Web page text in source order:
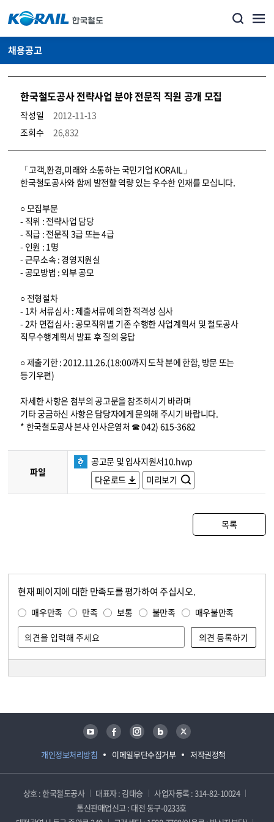
채용공고
한국철도공사 전략사업 분야 전문직 직원 공개 모집
작성일
2012-11-13
조회수
26,832
코레일소개_경영공시_채용공고 상세보기 – 내용, 파일, 담당자 연락처로 구성
「고객,환경,미래와 소통하는 국민기업 KORAIL」
한국철도공사와 함께 발전할 역량 있는 우수한 인재를 모십니다.
○ 모집부문
- 직위 : 전략사업 담당
- 직급 : 전문직 3급 또는 4급
- 인원 : 1명
- 근무소속 : 경영지원실
- 공모방법 : 외부 공모
○ 전형절차
- 1차 서류심사 : 제출서류에 의한 적격성 심사
- 2차 면접심사 : 공모직위별 기존 수행한 사업계획서 및 철도공사
직무수행계획서 발표 후 질의 응답
○ 제출기한 : 2012.11.26.(18:00까지 도착 분에 한함, 방문 또는
등기우편)
자세한 사항은 첨부의 공고문을 참조하시기 바라며
기타 궁금하신 사항은 담당자에게 문의해 주시기 바랍니다.
* 한국철도공사 본사 인사운영처 ☎ 042) 615-3682
파일
공고문 및 입사지원서10.hwp
다운로드
미리보기
목록
현재 페이지에 대한 만족도를 평가하여 주십시오.
매우만족 만족 보통 불만족 매우불만족
개인정보처리방침 이메일무단수집거부 저작권정책
유튜브 페이스북 인스타그램 블로그 트위터
상호 : 한국철도공사 대표자 : 김태승
사업자등록 : 314-82-10024
통신판매업신고 : 대전 동구-0233호